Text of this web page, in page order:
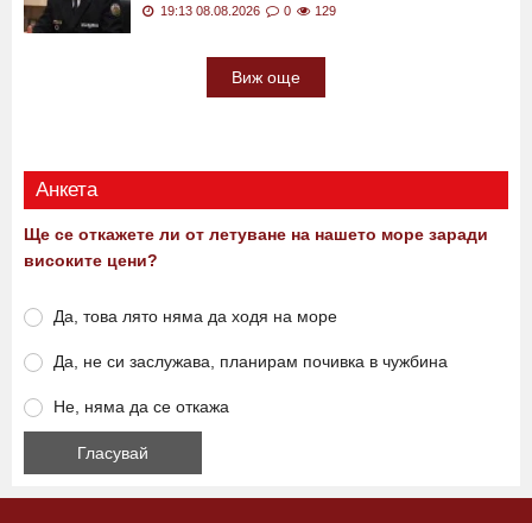
19:13 08.08.2026 0 129
Виж още
Анкета
Ще се откажете ли от летуване на нашето море заради
високите цени?
Да, това лято няма да ходя на море
Да, не си заслужава, планирам почивка в чужбина
Не, няма да се откажа